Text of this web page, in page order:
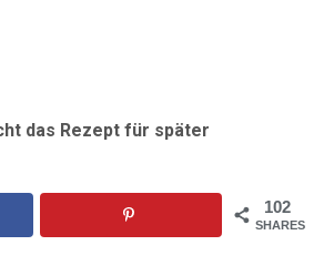
das Rezept für später
102
SHARES